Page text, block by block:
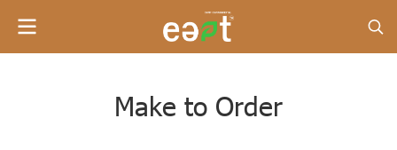
Make to Order